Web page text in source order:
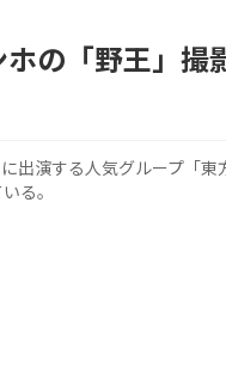
の「野王」撮
出演する人気グループ「
る。